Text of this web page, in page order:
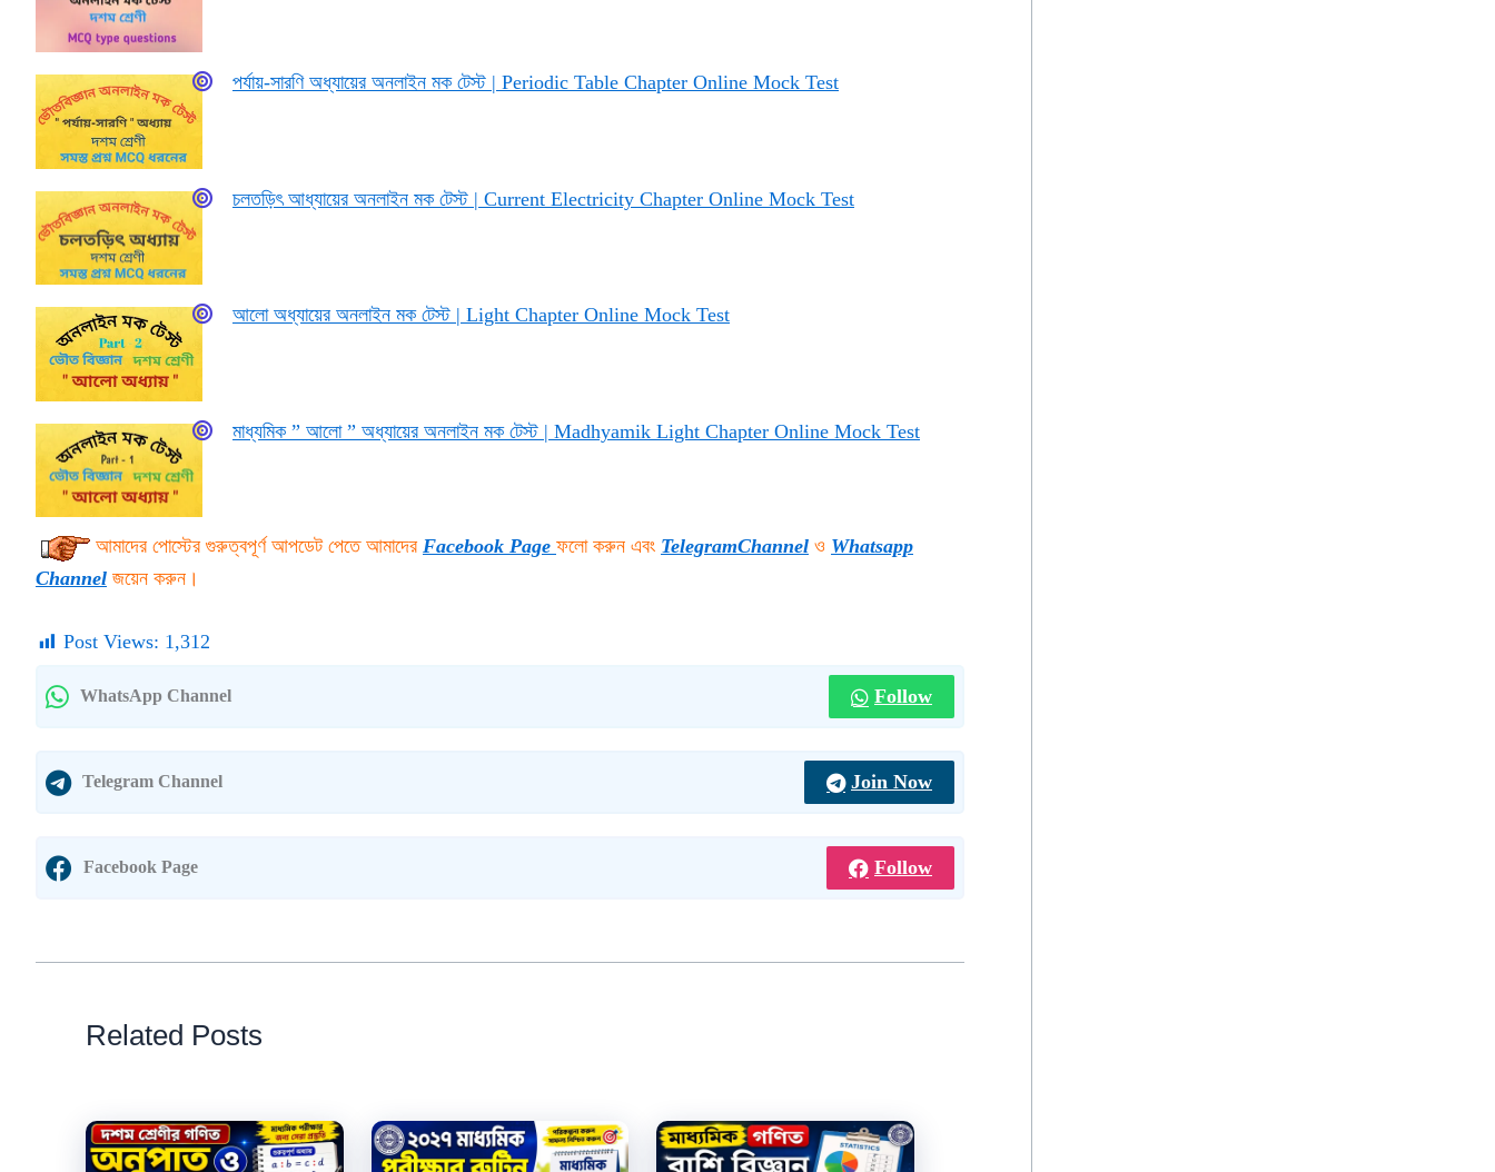
পর্যায়-সারণি অধ্যায়ের অনলাইন মক টেস্ট | Periodic Table Chapter Online Mock Test
চলতড়িৎ আধ্যায়ের অনলাইন মক টেস্ট | Current Electricity Chapter Online Mock Test
আলো অধ্যায়ের অনলাইন মক টেস্ট | Light Chapter Online Mock Test
মাধ্যমিক ” আলো ” অধ্যায়ের অনলাইন মক টেস্ট | Madhyamik Light Chapter Online Mock Test
আমাদের পোস্টের গুরুত্বপূর্ণ আপডেট পেতে আমাদের Facebook Page ফলো করুন এবং TelegramChannel ও Whatsapp
Channel জয়েন করুন।
Post Views: 1,312
WhatsApp Channel Follow
Telegram Channel Join Now
Facebook Page Follow
Related Posts